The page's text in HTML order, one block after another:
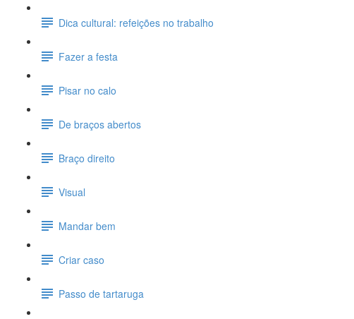
Dica cultural: refeições no trabalho
Fazer a festa
Pisar no calo
De braços abertos
Braço direito
Visual
Mandar bem
Criar caso
Passo de tartaruga